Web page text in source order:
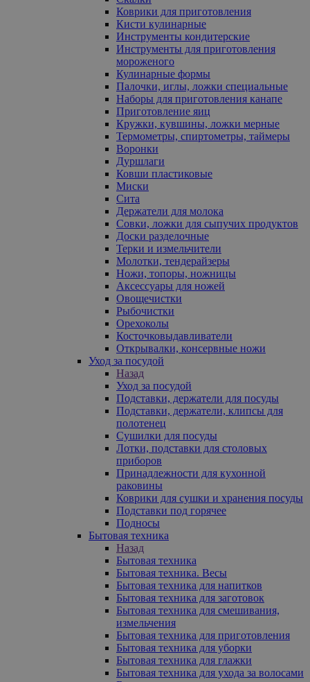
Коврики для приготовления
Кисти кулинарные
Инструменты кондитерские
Инструменты для приготовления
мороженого
Кулинарные формы
Палочки, иглы, ложки специальные
Наборы для приготовления канапе
Приготовление яиц
Кружки, кувшины, ложки мерные
Термометры, спиртометры, таймеры
Воронки
Дуршлаги
Ковши пластиковые
Миски
Сита
Держатели для молока
Совки, ложки для сыпучих продуктов
Доски разделочные
Терки и измельчители
Молотки, тендерайзеры
Ножи, топоры, ножницы
Аксессуары для ножей
Овощечистки
Рыбочистки
Орехоколы
Косточковыдавливатели
Открывалки, консервные ножи
Уход за посудой
Назад
Уход за посудой
Подставки, держатели для посуды
Подставки, держатели, клипсы для
полотенец
Сушилки для посуды
Лотки, подставки для столовых
приборов
Принадлежности для кухонной
раковины
Коврики для сушки и хранения посуды
Подставки под горячее
Подносы
Бытовая техника
Назад
Бытовая техника
Бытовая техника. Весы
Бытовая техника для напитков
Бытовая техника для заготовок
Бытовая техника для смешивания,
измельчения
Бытовая техника для приготовления
Бытовая техника для уборки
Бытовая техника для глажки
Бытовая техника для ухода за волосами